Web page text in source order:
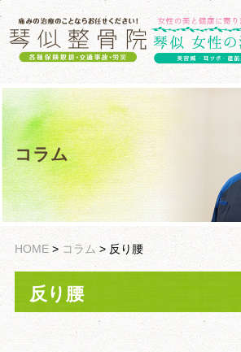
コラム
HOME > コラム > 反り腰
反り腰